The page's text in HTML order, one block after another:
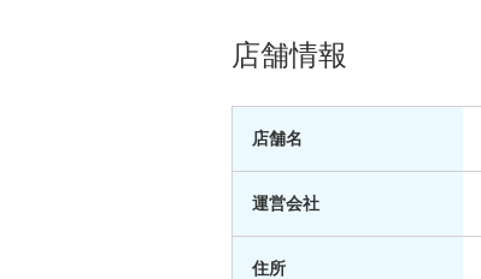
店舗情報
店舗名
運営会社
住所